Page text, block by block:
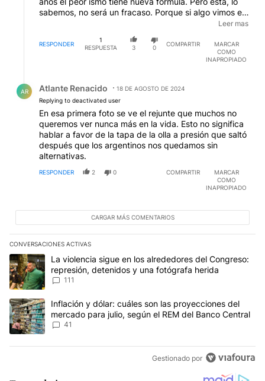
sabemos, no será un fracaso. Porque si algo vimos en
setenta años de vida peronística, es que aprenden de
sus "aciertos". Por esto nos va "tan bien".
Leer mas
RESPONDER
1
RESPUESTA
3 0
COMPARTIR
MARCAR
COMO
INAPROPIADO
AR Atlante Renacido
18 DE AGOSTO DE 2024
Replying to deactivated user
En esa primera foto se ve el rejunte que muchos no
queremos ver nunca más en la vida. Esto no significa
hablar a favor de la tapa de la olla a presión que saltó
después que los argentinos nos quedamos sin
alternativas.
RESPONDER 2 0 COMPARTIR
MARCAR
COMO
INAPROPIADO
CARGAR MÁS COMENTARIOS
CONVERSACIONES ACTIVAS
Este listado muestra los artículos con más comentarios en los
Un artículo de tendencia con el título "La violencia sigue en los
La violencia sigue en los alrededores del Congreso:
represión, detenidos y una fotógrafa herida
111
Un artículo de tendencia con el título "Inflación y dólar: cuáles
Inflación y dólar: cuáles son las proyecciones del
mercado para julio, según el REM del Banco Central
41
Gestionado por